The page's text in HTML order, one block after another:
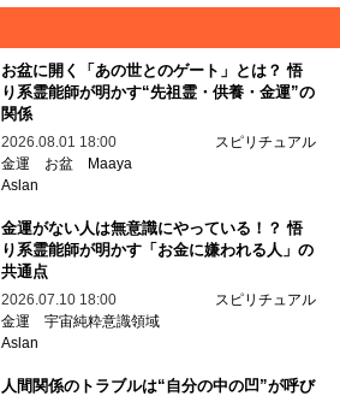
お盆に開く「あの世とのゲート」とは？ 悟
り系霊能師が明かす“先祖霊・供養・金運”の
関係
2026.08.01 18:00
スピリチュアル
金運
お盆
Maaya
Aslan
金運がない人は無意識にやっている！？ 悟
り系霊能師が明かす「お金に嫌われる人」の
共通点
2026.07.10 18:00
スピリチュアル
金運 宇宙純粋意識領域
Aslan
人間関係のトラブルは“自分の中の凹”が呼び